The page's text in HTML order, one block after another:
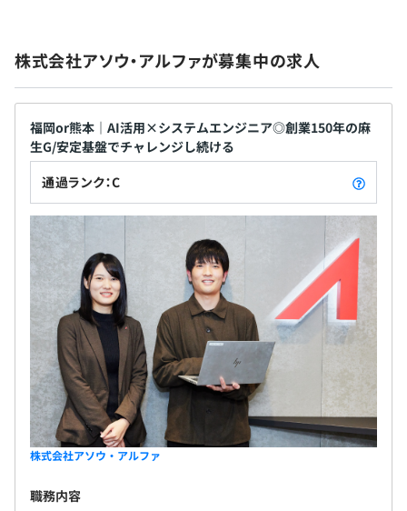
相談の上、ご希望のマシンを支給いたします。
プロジェクトごとに選択、オブジェクト指向、ウォーター
フォール、アジャイル、スクラム
Docker、AWS CloudFormation、VMware vSphere、
Zabbix
各種社会保険完備（健康保険、厚生年金、労働災害保険、
雇用保険）
無期雇用
3カ月（条件などの変更はありません）
株式会社アソウ・アルファが募集中の求人
福岡or熊本｜AI活用×システムエンジニア◎創業150年の麻
生G/安定基盤でチャレンジし続ける
通過ランク：C
株式会社アソウ・アルファ
職務内容